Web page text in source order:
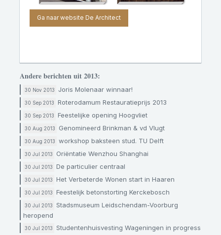
Ga naar website De Architect
Andere berichten uit 2013:
30 Nov 2013 Joris Molenaar winnaar!
30 Sep 2013 Roterodamum Restauratieprijs 2013
30 Sep 2013 Feestelijke opening Hoogvliet
30 Aug 2013 Genomineerd Brinkman & vd Vlugt
30 Aug 2013 workshop baksteen stud. TU Delft
30 Jul 2013 Oriëntatie Wenzhou Shanghai​
30 Jul 2013 De particulier centraal
30 Jul 2013 Het Verbeterde Wonen start in Haaren
30 Jul 2013 Feestelijk betonstorting Kerckebosch
30 Jul 2013
Stadsmuseum Leidschendam-Voorburg
heropend
30 Jul 2013 Studentenhuisvesting Wageningen in progress